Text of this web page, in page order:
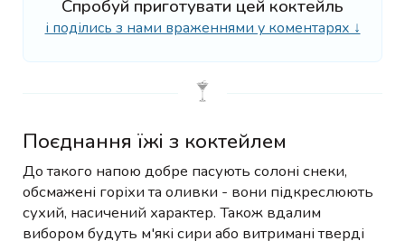
Спробуй приготувати цей коктейль
і поділись з нами враженнями у коментарях ↓
Поєднання їжі з коктейлем
До такого напою добре пасують солоні снеки,
обсмажені горіхи та оливки - вони підкреслюють
сухий, насичений характер. Також вдалим
вибором будуть м'які сири або витримані тверді